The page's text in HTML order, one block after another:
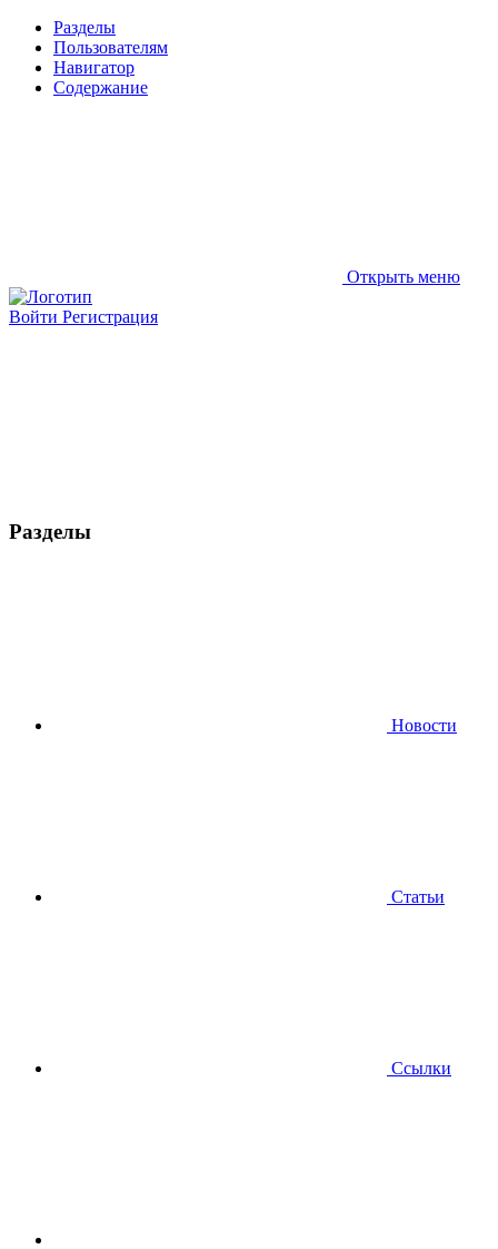
Разделы
Пользователям
Навигатор
Содержание
Открыть меню
Войти Регистрация
Разделы
Новости
Статьи
Ссылки